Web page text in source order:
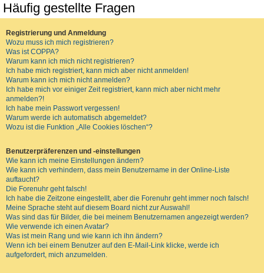
Häufig gestellte Fragen
Registrierung und Anmeldung
Wozu muss ich mich registrieren?
Was ist COPPA?
Warum kann ich mich nicht registrieren?
Ich habe mich registriert, kann mich aber nicht anmelden!
Warum kann ich mich nicht anmelden?
Ich habe mich vor einiger Zeit registriert, kann mich aber nicht mehr
anmelden?!
Ich habe mein Passwort vergessen!
Warum werde ich automatisch abgemeldet?
Wozu ist die Funktion „Alle Cookies löschen“?
Benutzerpräferenzen und -einstellungen
Wie kann ich meine Einstellungen ändern?
Wie kann ich verhindern, dass mein Benutzername in der Online-Liste
auftaucht?
Die Forenuhr geht falsch!
Ich habe die Zeitzone eingestellt, aber die Forenuhr geht immer noch falsch!
Meine Sprache steht auf diesem Board nicht zur Auswahl!
Was sind das für Bilder, die bei meinem Benutzernamen angezeigt werden?
Wie verwende ich einen Avatar?
Was ist mein Rang und wie kann ich ihn ändern?
Wenn ich bei einem Benutzer auf den E-Mail-Link klicke, werde ich
aufgefordert, mich anzumelden.